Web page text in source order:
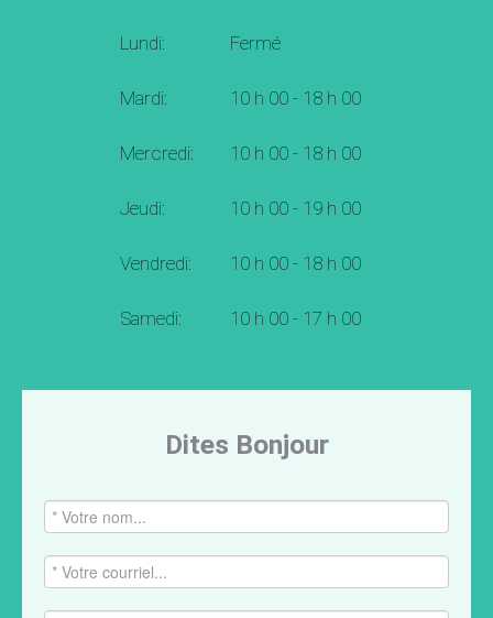
Lundi: Fermé
Mardi: 10 h 00 - 18 h 00
Mercredi: 10 h 00 - 18 h 00
Jeudi: 10 h 00 - 19 h 00
Vendredi: 10 h 00 - 18 h 00
Samedi: 10 h 00 - 17 h 00
Dites Bonjour